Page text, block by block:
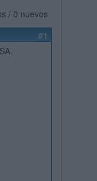
/ 0 nuevos
#1